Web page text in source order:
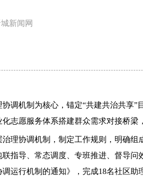
新闻网
调机制为核心，锚定“共建共治共享
志愿服务体系搭建群众需求对接桥
理协调机制，制定工作规则，明确
指导、常态调度、专班推进、督导
运行机制的通知》，完成18名社区